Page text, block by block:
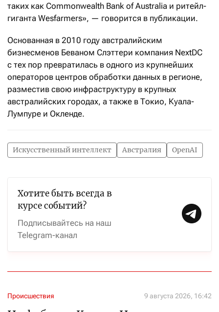
таких как Commonwealth Bank of Australia и ритейл-
гиганта Wesfarmers», — говорится в публикации.
Основанная в 2010 году австралийским
бизнесменов Беваном Слэттери компания NextDC
с тех пор превратилась в одного из крупнейших
операторов центров обработки данных в регионе,
разместив свою инфраструктуру в крупных
австралийских городах, а также в Токио, Куала-
Лумпуре и Окленде.
Искусственный интеллект Австралия OpenAI
Хотите быть всегда в
курсе событий?
Подписывайтесь на наш
Telegram-канал
Происшествия 9 августа 2026, 16:42